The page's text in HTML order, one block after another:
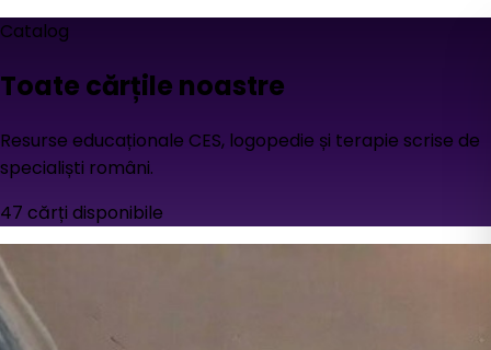
Catalog
Toate cărțile noastre
Resurse educaționale CES, logopedie și terapie scrise de
specialiști români.
47 cărți disponibile